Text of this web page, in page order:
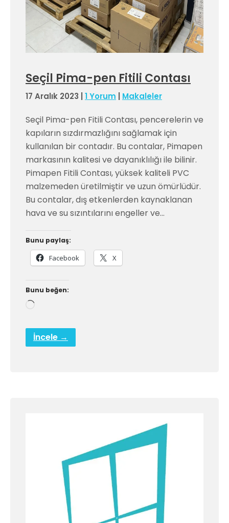
Seçil Pima-pen Fitili Contası
17 Aralık 2023 | 1 Yorum | Makaleler
Seçil Pima-pen Fitili Contası, pencerelerin ve
kapıların sızdırmazlığını sağlamak için
kullanılan bir contadır. Bu contalar, Pimapen
markasının kalitesi ve dayanıklılığı ile bilinir.
Pimapen Fitili Contası, yüksek kaliteli PVC
malzemeden üretilmiştir ve uzun ömürlüdür.
Bu contalar, dış etkenlerden kaynaklanan
hava ve su sızıntılarını engeller ve…
Bunu paylaş:
Facebook X
Bunu beğen:
Yükleniyor...
İncele →